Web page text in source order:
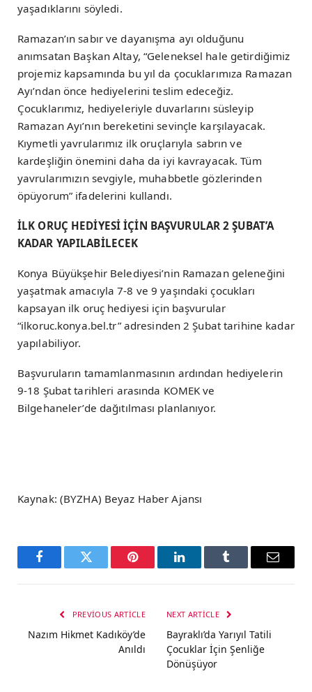
yaşadıklarını söyledi.
Ramazan’ın sabır ve dayanışma ayı olduğunu
anımsatan Başkan Altay, “Geleneksel hale getirdiğimiz
projemiz kapsamında bu yıl da çocuklarımıza Ramazan
Ayı’ndan önce hediyelerini teslim edeceğiz.
Çocuklarımız, hediyeleriyle duvarlarını süsleyip
Ramazan Ayı’nın bereketini sevinçle karşılayacak.
Kıymetli yavrularımız ilk oruçlarıyla sabrın ve
kardeşliğin önemini daha da iyi kavrayacak. Tüm
yavrularımızın sevgiyle, muhabbetle gözlerinden
öpüyorum” ifadelerini kullandı.
İLK ORUÇ HEDİYESİ İÇİN BAŞVURULAR 2 ŞUBAT’A
KADAR YAPILABİLECEK
Konya Büyükşehir Belediyesi’nin Ramazan geleneğini
yaşatmak amacıyla 7-8 ve 9 yaşındaki çocukları
kapsayan ilk oruç hediyesi için başvurular
“ilkoruc.konya.bel.tr” adresinden 2 Şubat tarihine kadar
yapılabiliyor.
Başvuruların tamamlanmasının ardından hediyelerin
9-18 Şubat tarihleri arasında KOMEK ve
Bilgehaneler’de dağıtılması planlanıyor.
Kaynak: (BYZHA) Beyaz Haber Ajansı
FacebookTwitter Pinterest LinkedInTumblr Email
PREVIOUS ARTICLE
Nazım Hikmet Kadıköy’de
Anıldı
NEXT ARTICLE
Bayraklı’da Yarıyıl Tatili
Çocuklar İçin Şenliğe
Dönüşüyor